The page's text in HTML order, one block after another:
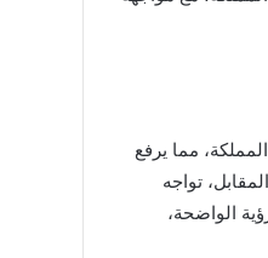
مما يرفع
تواجه
الواضحة،